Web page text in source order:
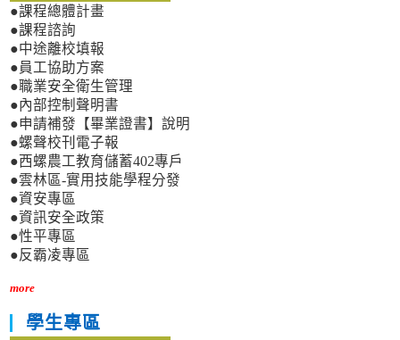
●課程總體計畫
●課程諮詢
●中途離校填報
●員工協助方案
●職業安全衛生管理
●內部控制聲明書
●申請補發【畢業證書】說明
●螺聲校刊電子報
●西螺農工教育儲蓄402專戶
●雲林區-實用技能學程分發
●資安專區
●資訊安全政策
●性平專區
●反霸凌專區
more
學生專區